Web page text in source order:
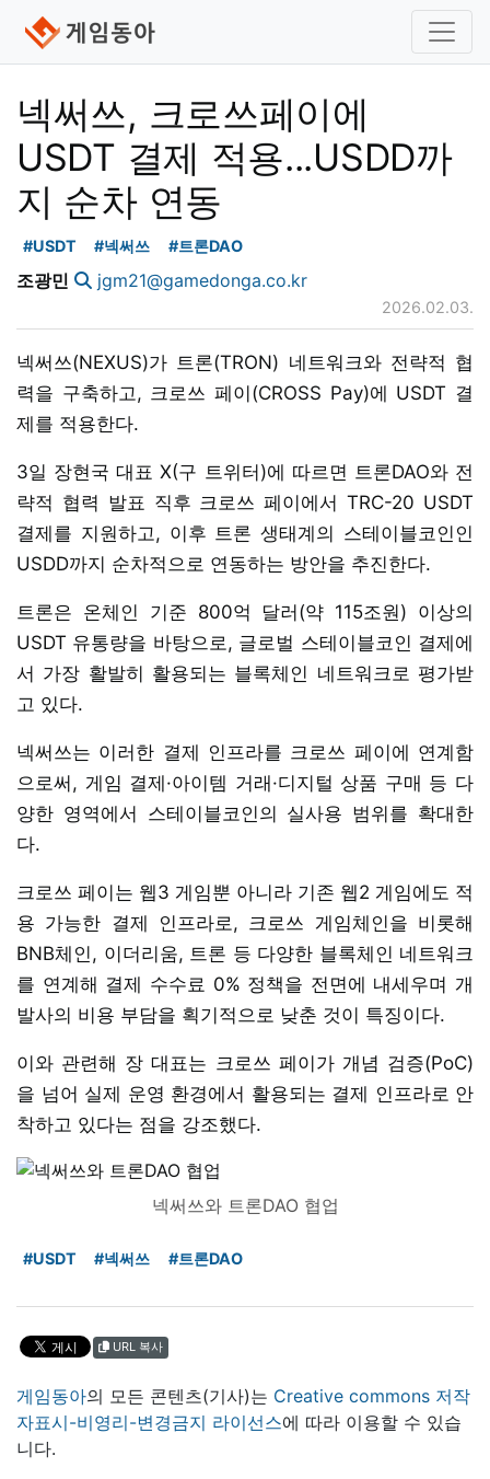
넥써쓰, 크로쓰페이에
USDT 결제 적용...USDD까
지 순차 연동
#USDT #넥써쓰 #트론DAO
조광민 jgm21@gamedonga.co.kr
2026.02.03.
넥써쓰(NEXUS)가 트론(TRON) 네트워크와 전략적 협
력을 구축하고, 크로쓰 페이(CROSS Pay)에 USDT 결
제를 적용한다.
3일 장현국 대표 X(구 트위터)에 따르면 트론DAO와 전
략적 협력 발표 직후 크로쓰 페이에서 TRC-20 USDT
결제를 지원하고, 이후 트론 생태계의 스테이블코인인
USDD까지 순차적으로 연동하는 방안을 추진한다.
트론은 온체인 기준 800억 달러(약 115조원) 이상의
USDT 유통량을 바탕으로, 글로벌 스테이블코인 결제에
서 가장 활발히 활용되는 블록체인 네트워크로 평가받
고 있다.
넥써쓰는 이러한 결제 인프라를 크로쓰 페이에 연계함
으로써, 게임 결제·아이템 거래·디지털 상품 구매 등 다
양한 영역에서 스테이블코인의 실사용 범위를 확대한
다.
크로쓰 페이는 웹3 게임뿐 아니라 기존 웹2 게임에도 적
용 가능한 결제 인프라로, 크로쓰 게임체인을 비롯해
BNB체인, 이더리움, 트론 등 다양한 블록체인 네트워크
를 연계해 결제 수수료 0% 정책을 전면에 내세우며 개
발사의 비용 부담을 획기적으로 낮춘 것이 특징이다.
이와 관련해 장 대표는 크로쓰 페이가 개념 검증(PoC)
을 넘어 실제 운영 환경에서 활용되는 결제 인프라로 안
착하고 있다는 점을 강조했다.
넥써쓰와 트론DAO 협업
#USDT #넥써쓰 #트론DAO
URL 복사
게임동아의 모든 콘텐츠(기사)는 Creative commons 저작
자표시-비영리-변경금지 라이선스에 따라 이용할 수 있습
니다.